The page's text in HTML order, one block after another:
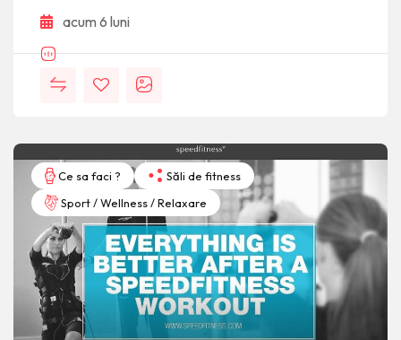
acum 6 luni
Ce sa faci ?
Săli de fitness
Sport / Wellness / Relaxare